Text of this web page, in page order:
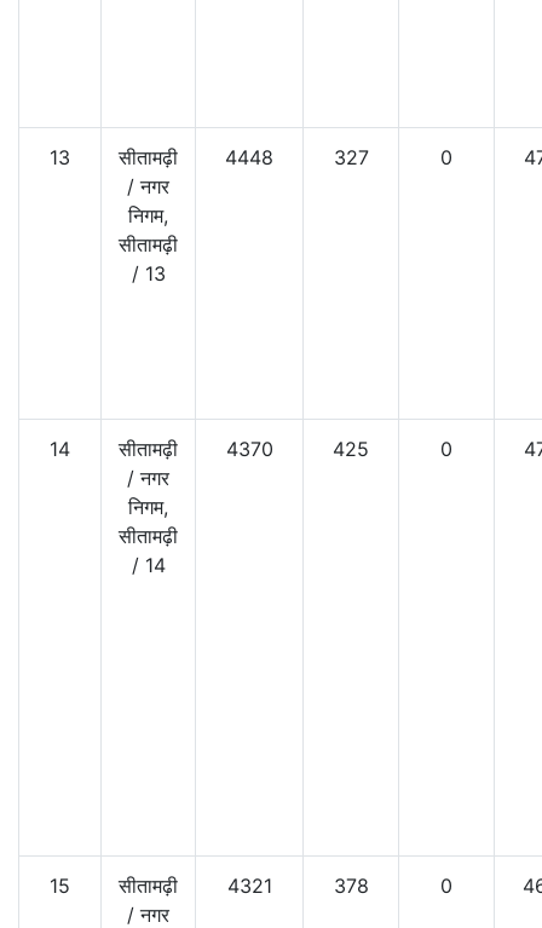
13
सीतामढ़ी
/नगर
निगम,
सीतामढ़ी
/ 13
4448 327 0
14
सीतामढ़ी
/नगर
निगम,
सीतामढ़ी
/ 14
4370 425 0
15
सीतामढ़ी
/नगर
4321 378 0